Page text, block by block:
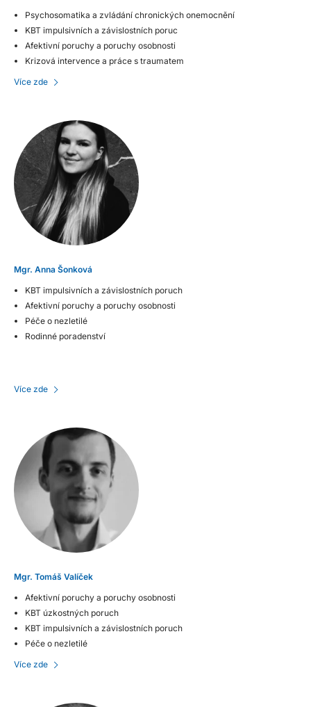
Psychosomatika a zvládání chronických onemocnění
KBT impulsivních a závislostních poruc
Afektivní poruchy a poruchy osobnosti
Krizová intervence a práce s traumatem
Více zde
Mgr. Anna Šonková
KBT impulsivních a závislostních poruch
Afektivní poruchy a poruchy osobnosti
Péče o nezletilé
Rodinné poradenství
Více zde
Mgr. Tomáš Valíček
Afektivní poruchy a poruchy osobnosti
KBT úzkostných poruch
KBT impulsivních a závislostních poruch
Péče o nezletilé
Více zde